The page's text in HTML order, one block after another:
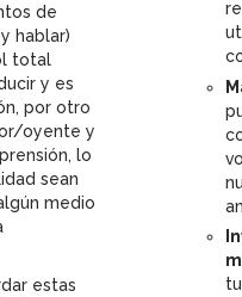
de
hablar)
total
y es
por otro
oyente y
lo
sean
medio
estas